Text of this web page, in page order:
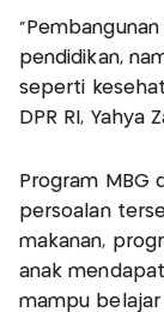
pendidikan,
seperti
DPR RI, Yahya
Program MBG
persoalan
makanan,
anak
mampu